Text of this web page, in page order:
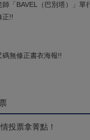
「BAVEL（巴別塔）」單
正!!
碼無修正書衣海報!!
投票拿菁點！